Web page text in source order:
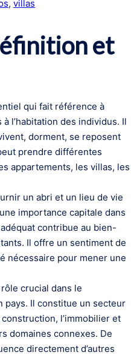
, villas
et
qui fait référence à
l’habitation des individus. Il
dorment, se reposent
prendre différentes
appartements, les villas, les
un abri et un lieu de vie
importance capitale dans
contribue au bien-
Il offre un sentiment de
nécessaire pour mener une
crucial dans le
pays. Il constitue un secteur
l’immobilier et
domaines connexes. De
directement d’autres